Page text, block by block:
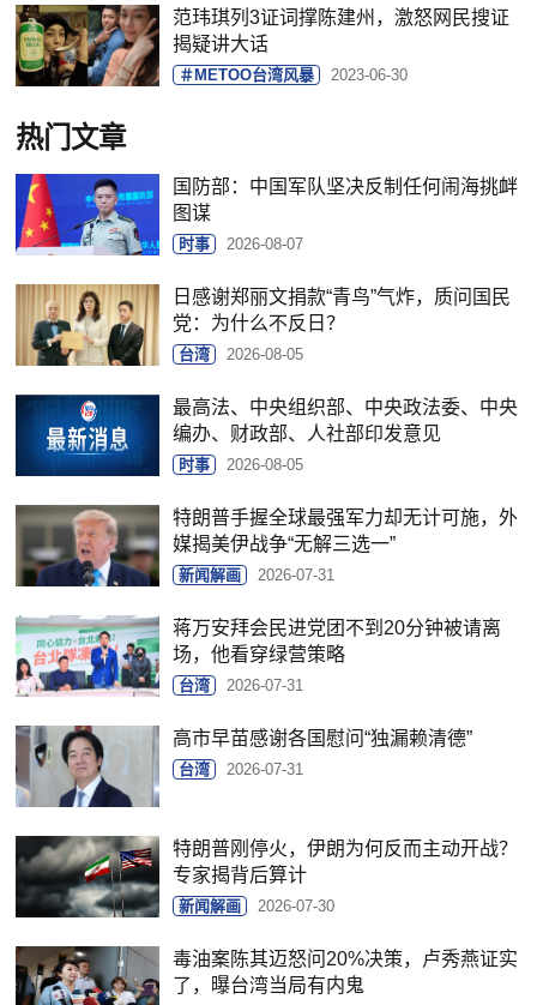
范玮琪列3证词撑陈建州，激怒网民搜证
揭疑讲大话
＃METOO台湾风暴 2023-06-30
热门文章
国防部：中国军队坚决反制任何闹海挑衅
图谋
时事 2026-08-07
日感谢郑丽文捐款“青鸟”气炸，质问国民
党：为什么不反日？
台湾 2026-08-05
最高法、中央组织部、中央政法委、中央
编办、财政部、人社部印发意见
时事 2026-08-05
特朗普手握全球最强军力却无计可施，外
媒揭美伊战争“无解三选一”
新闻解画 2026-07-31
蒋万安拜会民进党团不到20分钟被请离
场，他看穿绿营策略
台湾 2026-07-31
高市早苗感谢各国慰问“独漏赖清德”
台湾 2026-07-31
特朗普刚停火，伊朗为何反而主动开战？
专家揭背后算计
新闻解画 2026-07-30
毒油案陈其迈怒问20%决策，卢秀燕证实
了，曝台湾当局有内鬼